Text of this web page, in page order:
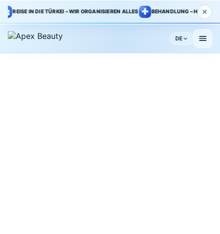
REISE IN DIE TÜRKEI – WIR ORGANISIEREN ALLES BEHANDLUNG – HAUPTKLINIK
✕
DE